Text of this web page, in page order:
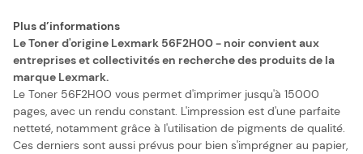
Plus d’informations
Le Toner d'origine Lexmark 56F2H00 - noir convient aux
entreprises et collectivités en recherche des produits de la
marque Lexmark.
Le Toner 56F2H00 vous permet d'imprimer jusqu'à 15000
pages, avec un rendu constant. L'impression est d'une parfaite
netteté, notamment grâce à l'utilisation de pigments de qualité.
Ces derniers sont aussi prévus pour bien s'imprégner au papier,